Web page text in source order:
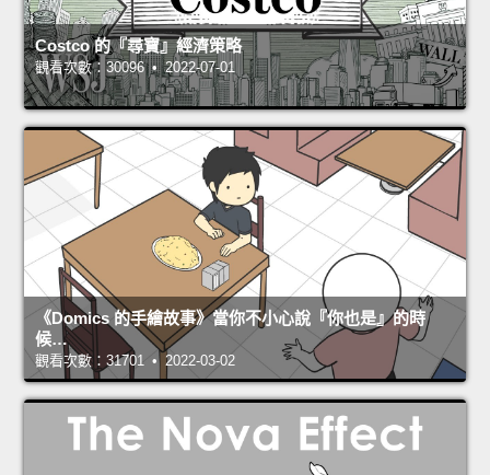
Costco 的『尋寶』經濟策略
觀看次數：30096 • 2022-07-01
《Domics 的手繪故事》當你不小心說『你也是』的時
候…
觀看次數：31701 • 2022-03-02